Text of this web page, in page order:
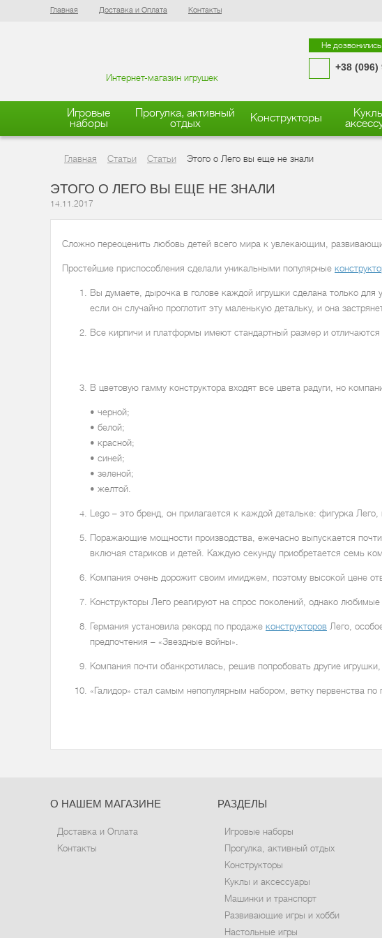
Главная Доставка и Оплата Контакты
Интернет-магазин игрушек
Не
+38 (096)
Игровые
наборы
Прогулка, активный
отдых
Конструкторы
Главная Статьи Статьи Этого о Лего вы еще не знали
ЭТОГО О ЛЕГО ВЫ ЕЩЕ НЕ ЗНАЛИ
14.11.2017
Сложно переоценить любовь детей всего мира к увлекающим,
Простейшие приспособления сделали уникальными популярные
Вы думаете, дырочка в голове каждой игрушки сделана только для
если он случайно проглотит эту маленькую детальку, и она
Все кирпичи и платформы имеют стандартный размер и
В цветовую гамму конструктора входят все цвета радуги, но
• черной;
• белой;
• красной;
• синей;
• зеленой;
• желтой.
Lego – это бренд, он прилагается к каждой детальке: фигурка Лего,
Поражающие мощности производства, ежечасно выпускается
включая стариков и детей. Каждую секунду приобретается семь
Компания очень дорожит своим имиджем, поэтому высокой цене
Конструкторы Лего реагируют на спрос поколений, однако
Германия установила рекорд по продаже конструкторов Лего,
предпочтения – «Звездные войны».
Компания почти обанкротилась, решив попробовать другие
«Галидор» стал самым непопулярным набором, ветку первенства
О НАШЕМ МАГАЗИНЕ
Доставка и Оплата
Контакты
РАЗДЕЛЫ
Игровые наборы
Прогулка, активный отдых
Конструкторы
Куклы и аксессуары
Машинки и транспорт
Развивающие игры и хобби
Настольные игры